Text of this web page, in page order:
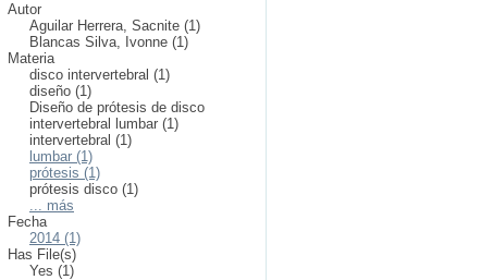
Autor
Aguilar Herrera, Sacnite (1)
Blancas Silva, Ivonne (1)
Materia
disco intervertebral (1)
diseño (1)
Diseño de prótesis de disco
intervertebral lumbar (1)
intervertebral (1)
lumbar (1)
prótesis (1)
prótesis disco (1)
... más
Fecha
2014 (1)
Has File(s)
Yes (1)